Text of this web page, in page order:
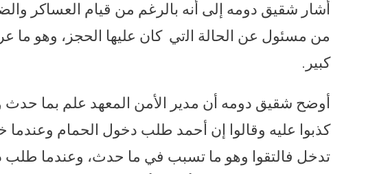
أشار شقيق دومه إلى أنه بالرغم من قيام العساكر
من ﻣﺴﺌﻮﻝ ﻋﻦ ﺍﻟﺤﺎﻟﺔ ﺍﻟتي ﻛﺎﻥ ﻋﻠﻴﻬﺎ ﺍﻟﺤﺠﺰ، وهو ما
ﻛﺒﻴﺮ.
أوضح شقيق دومه أن مدير الأمن المعهد علم بما
كذبوا عليه وقالوا إن أحمد طلب دخول الحمام
تدخل فالتقوا وهو ما تسبب في ما حدث، وعندما طلب